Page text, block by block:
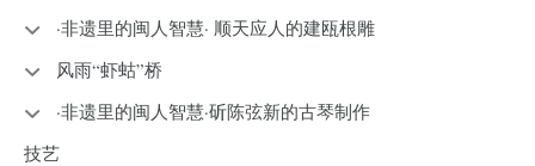
·非遗里的闽人智慧· 顺天应人的建瓯根雕
风雨“虾蛄”桥
·非遗里的闽人智慧·斫陈弦新的古琴制作
技艺